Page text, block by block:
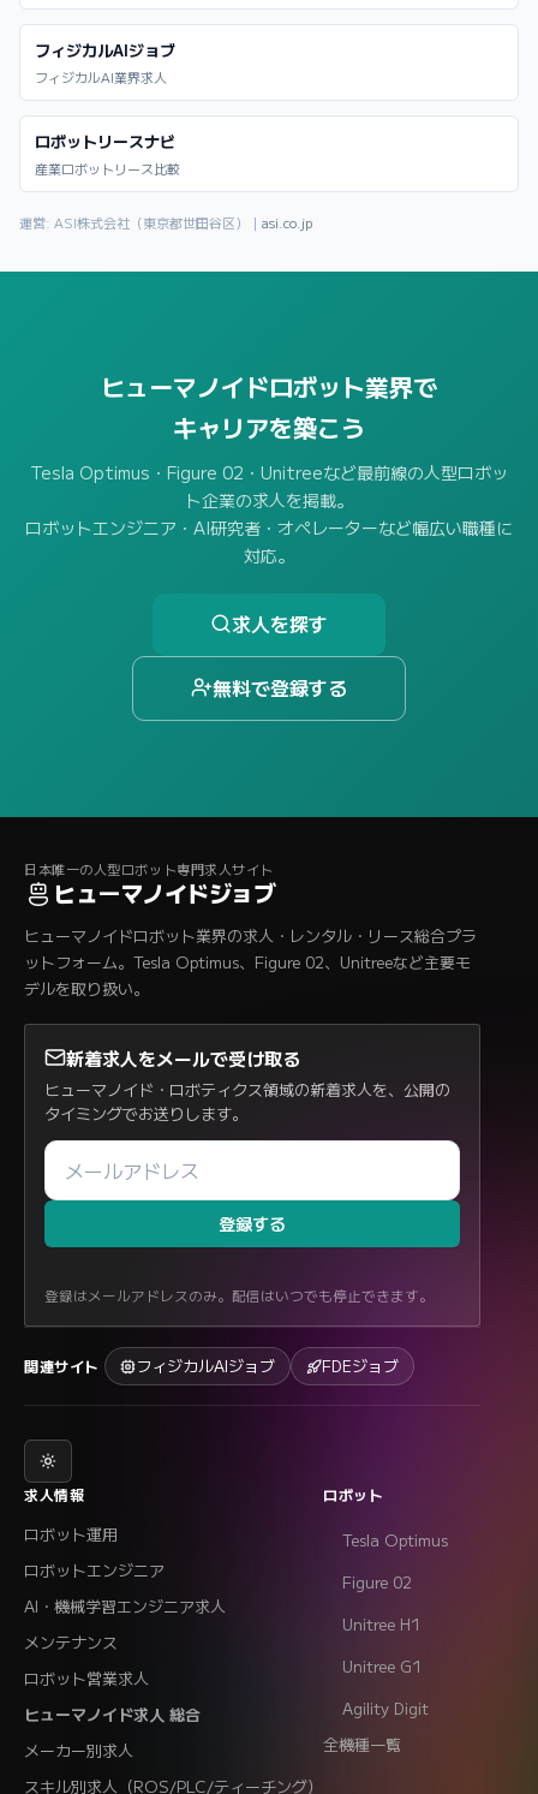
フィジカルAIジョブ
フィジカルAI業界求人
ロボットリースナビ
産業ロボットリース比較
運営: ASI株式会社（東京都世田谷区）｜ asi.co.jp
ヒューマノイドロボット業界で
キャリアを築こう
Tesla Optimus・Figure 02・Unitreeなど最前線の人型ロボッ
ト企業の求人を掲載。
ロボットエンジニア・AI研究者・オペレーターなど幅広い職種に
対応。
求人を探す
無料で登録する
日本唯一の人型ロボット専門求人サイト
ヒューマノイドジョブ
ヒューマノイドロボット業界の求人・レンタル・リース総合プラ
ットフォーム。Tesla Optimus、Figure 02、Unitreeなど主要モ
デルを取り扱い。
新着求人をメールで受け取る
ヒューマノイド・ロボティクス領域の新着求人を、公開の
タイミングでお送りします。
登録する
登録はメールアドレスのみ。配信はいつでも停止できます。
関連サイト フィジカルAIジョブ FDEジョブ
求人情報
ロボット運用
ロボットエンジニア
AI・機械学習エンジニア求人
メンテナンス
ロボット営業求人
ヒューマノイド求人 総合
メーカー別求人
スキル別求人（ROS/PLC/ティーチング）
ロボット
Tesla Optimus
Figure 02
Unitree H1
Unitree G1
Agility Digit
全機種一覧